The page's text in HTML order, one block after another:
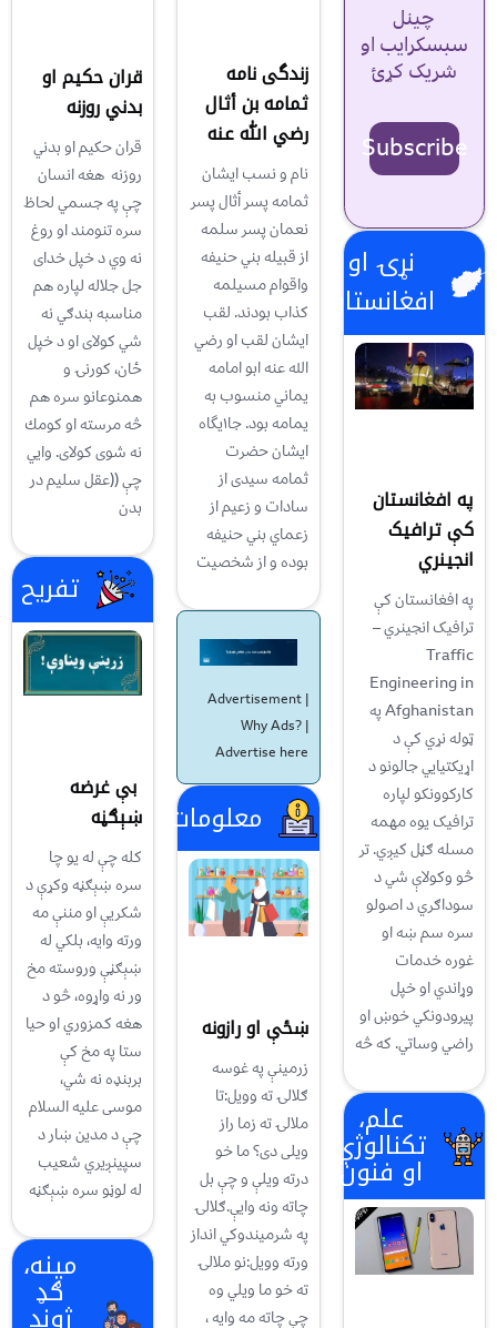
چینل
سبسکرایب او
شریک کړئ
Subscribe
نړۍ او
افغانستان
په افغانستان
کې ترافيک
انجينري
په افغانستان کې
ترافيک انجينري –
Traffic
Engineering in
Afghanistan په
ټوله نړي کې د
اړيکتيايي جالونو د
کارکوونکو لپاره
ترافيک يوه مهمه
مسله ګڼل کيږي. تر
څو وکولاې شي د
سوداګري د اصولو
سره سم ښه او
غوره خدمات
وړاندي او خپل
پيرودونکي خوښ او
راضي وساتي. که څه
علم،
تکنالوژي
او فنون
زندگی نامه
ثمامه بن أثال
رضي الله عنه
نام و نسب ايشان
ثمامه پسر أثال پسر
نعمان پسر سلمه
از قبيله بني حنيفه
واقوام مسيلمه
كذاب بودند. لقب
ایشان لقب او رضي
الله عنه ابو امامه
يماني منسوب به
يمامه بود. جا۱يگاه
ایشان حضرت
ثمامه سيدی از
سادات و زعيم از
زعماي بني حنيفه
بوده و از شخصيت
Advertisement |
Why Ads?|
Advertise here
معلومات
ښځې او رازونه
زرمینې په غوسه
ګلالۍ ته وویل:تا
ملالۍ ته زما راز
ویلی دی؟ ما خو
درته ویلې و چې بل
چاته ونه وایې.ګلالۍ
په شرمیندوکي انداز
ورته وویل:نو ملالۍ
ته خو ما ویلي وه
چې چاته مه وایه ،
قران حكيم او
بدني روزنه
قران حكيم او بدني
روزنه هغه انسان
چې په جسمي لحاظ
سره تنومند او روغ
نه وي د خپل خداى
جل جلاله لپاره هم
مناسبه بندګي نه
شي كولاى او د خپل
ځان، كورنۍ و
همنوعانو سره هم
څه مرسته او كومك
نه شوى كولاى. وايي
چې ((عقل سليم در
بدن
تفریح
بې غرضه
ښېګڼه
کله چې له یو چا
سره ښېګڼه وکړې د
شکریې او مننې مه
ورته وایه، بلکي له
ښېګڼې وروسته مخ
ور نه واړوه، څو د
هغه کمزوري او حیا
ستا په مخ کې
بربنډه نه شي،
موسی علیه السلام
چې د مدین ښار د
سپینږیري شعیب
له لوڼو سره ښېګڼه
مینه،
ګډ